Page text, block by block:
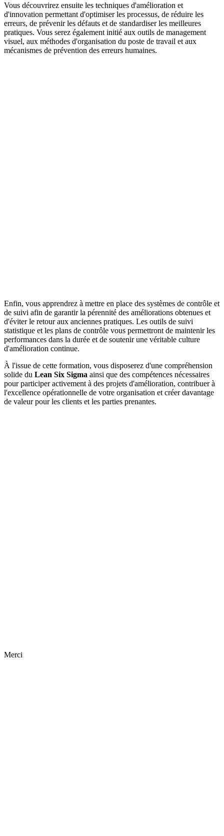
Vous découvrirez ensuite les techniques d'amélioration et
d'innovation permettant d'optimiser les processus, de réduire les
erreurs, de prévenir les défauts et de standardiser les meilleures
pratiques. Vous serez également initié aux outils de management
visuel, aux méthodes d'organisation du poste de travail et aux
mécanismes de prévention des erreurs humaines.
Enfin, vous apprendrez à mettre en place des systèmes de contrôle et
de suivi afin de garantir la pérennité des améliorations obtenues et
d'éviter le retour aux anciennes pratiques. Les outils de suivi
statistique et les plans de contrôle vous permettront de maintenir les
performances dans la durée et de soutenir une véritable culture
d'amélioration continue.
À l'issue de cette formation, vous disposerez d'une compréhension
solide du Lean Six Sigma ainsi que des compétences nécessaires
pour participer activement à des projets d'amélioration, contribuer à
l'excellence opérationnelle de votre organisation et créer davantage
de valeur pour les clients et les parties prenantes.
Merci